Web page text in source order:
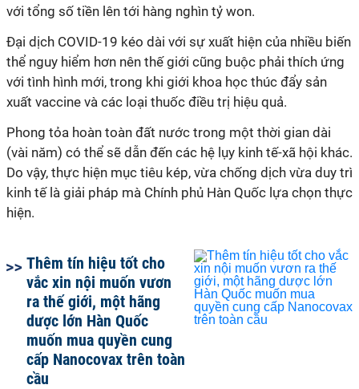
với tổng số tiền lên tới hàng nghìn tỷ won.
Đại dịch COVID-19 kéo dài với sự xuất hiện của nhiều biến
thể nguy hiểm hơn nên thế giới cũng buộc phải thích ứng
với tình hình mới, trong khi giới khoa học thúc đẩy sản
xuất vaccine và các loại thuốc điều trị hiệu quả.
Phong tỏa hoàn toàn đất nước trong một thời gian dài
(vài năm) có thể sẽ dẫn đến các hệ lụy kinh tế-xã hội khác.
Do vậy, thực hiện mục tiêu kép, vừa chống dịch vừa duy trì
kinh tế là giải pháp mà Chính phủ Hàn Quốc lựa chọn thực
hiện.
Thêm tín hiệu tốt cho
vắc xin nội muốn vươn
ra thế giới, một hãng
dược lớn Hàn Quốc
muốn mua quyền cung
cấp Nanocovax trên toàn
cầu